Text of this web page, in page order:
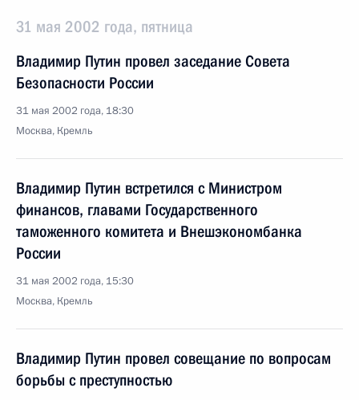
31 мая 2002 года, пятница
Владимир Путин провел заседание Совета
Безопасности России
31 мая 2002 года, 18:30
Москва, Кремль
Владимир Путин встретился с Министром
финансов, главами Государственного
таможенного комитета и Внешэкономбанка
России
31 мая 2002 года, 15:30
Москва, Кремль
Владимир Путин провел совещание по вопросам
борьбы с преступностью